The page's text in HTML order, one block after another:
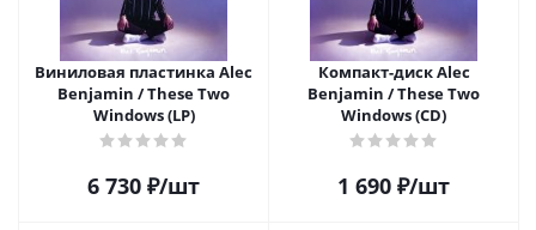
Виниловая пластинка Alec
Benjamin / These Two
Windows (LP)
6 730 ₽/шт
Компакт-диск Alec
Benjamin / These Two
Windows (CD)
1 690 ₽/шт